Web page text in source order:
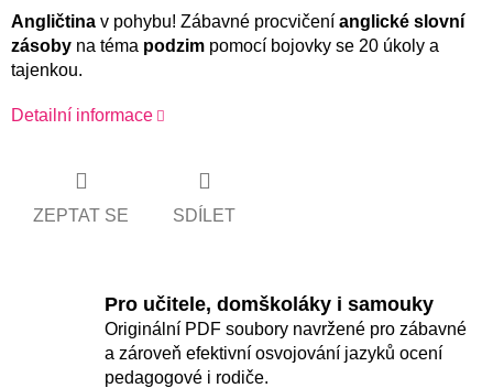
Angličtina v pohybu! Zábavné procvičení anglické slovní
zásoby na téma podzim pomocí bojovky se 20 úkoly a
tajenkou.
Detailní informace
ZEPTAT SE SDÍLET
Pro učitele, domškoláky i samouky
Originální PDF soubory navržené pro zábavné
a zároveň efektivní osvojování jazyků ocení
pedagogové i rodiče.